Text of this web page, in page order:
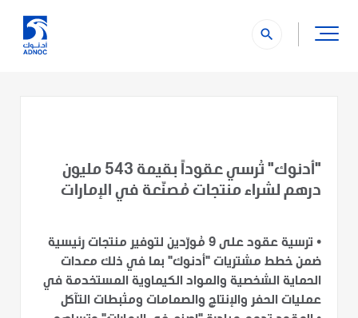
search
"أدنوك" تُرسي عقوداً بقيمة 543 مليون
درهم لشراء منتجات مُصنّعة في الإمارات
•
ترسية عقود على 9 مُورّدين لتوفير منتجات رئيسية
ضمن خطط مشتريات "أدنوك" بما في ذلك معدات
الحماية الشخصية والمواد الكيماوية المستخدمة في
عمليات الحفر والإنتاج والصمامات ومثبطات التآكل